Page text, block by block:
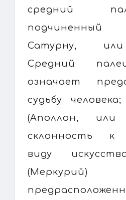
средний
Сатурну,
Средний
означает
судьбу
(Аполлон,
склонность к
виду